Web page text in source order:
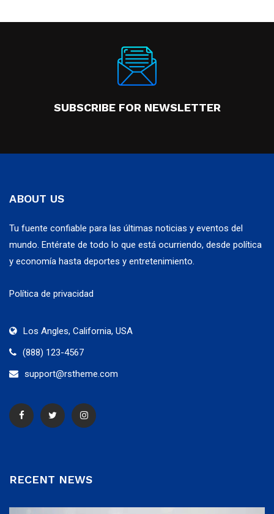
SUBSCRIBE FOR NEWSLETTER
ABOUT US
Tu fuente confiable para las últimas noticias y eventos del
mundo. Entérate de todo lo que está ocurriendo, desde política
y economía hasta deportes y entretenimiento.
Política de privacidad
Los Angles, California, USA
(888) 123-4567
support@rstheme.com
RECENT NEWS